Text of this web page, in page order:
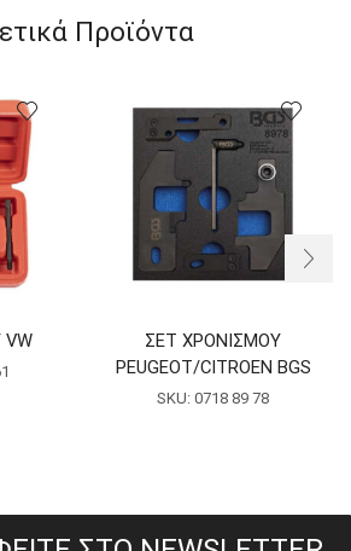
Προϊόντα
ΣΕΤ ΧΡΟΝΙΣΜΟΥ
PEUGEOT/CITROEN BGS
SKU: 0718 89 78